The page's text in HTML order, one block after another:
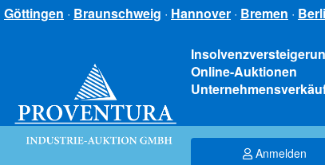
Göttingen · Braunschweig · Hannover · Bremen ·
Online-Auktionen
Anmelden